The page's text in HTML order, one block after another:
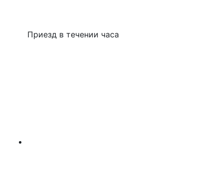
Приезд в течении часа